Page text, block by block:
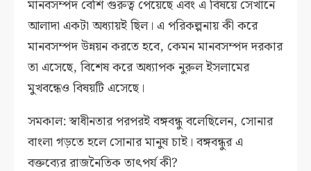
মানবসম্পদ বেশি গুরুত্ব পেয়েছে এবং এ বিষয়ে সেখানে
আলাদা একটা অধ্যায়ই ছিল। এ পরিকল্পনায় কী করে
মানবসম্পদ উন্নয়ন করতে হবে, কেমন মানবসম্পদ দরকার
তা এসেছে, বিশেষ করে অধ্যাপক নুরুল ইসলামের
মুখবন্ধেও বিষয়টি এসেছে।
সমকাল: স্বাধীনতার পরপরই বঙ্গবন্ধু বলেছিলেন, সোনার
বাংলা গড়তে হলে সোনার মানুষ চাই। বঙ্গবন্ধুর এ
বক্তব্যের রাজনৈতিক তাৎপর্য কী?